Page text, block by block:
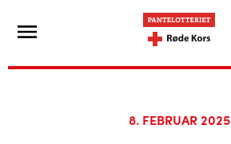
8. FEBRUAR 2025